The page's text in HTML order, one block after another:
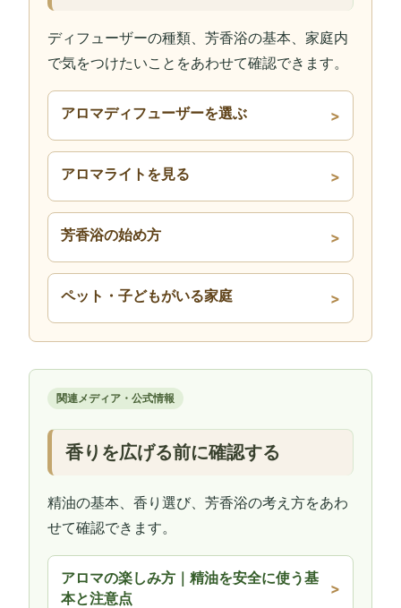
ディフューザーの種類、芳香浴の基本、家庭内
で気をつけたいことをあわせて確認できます。
アロマディフューザーを選ぶ
アロマライトを見る
芳香浴の始め方
ペット・子どもがいる家庭
関連メディア・公式情報
香りを広げる前に確認する
精油の基本、香り選び、芳香浴の考え方をあわ
せて確認できます。
アロマの楽しみ方｜精油を安全に使う基
本と注意点